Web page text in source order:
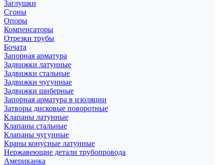
Заглушки
Сгоны
Опоры
Компенсаторы
Отрезки трубы
Бочата
Запорная арматура
Задвижки латунные
Задвижки стальные
Задвижки чугунные
Задвижки шиберные
Запорная арматура в изоляции
Затворы дисковые поворотные
Клапаны латунные
Клапаны стальные
Клапаны чугунные
Краны конусные латунные
Нержавеющие детали трубопровода
Американка